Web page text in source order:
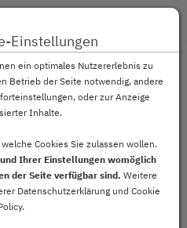
+ 1] an Browserrand)
[AK + 3]
springen [AK + 4]
Cookies zu, damit Sie
nutzen können.
zustimmen
Einstellungen
ein optimales Nutzererlebnis zu
Betrieb der Seite notwendig, andere
oder zur Anzeige
Inhalte.
Cookies Sie zulassen wollen.
Ihrer Einstellungen womöglich
der Seite verfügbar sind. Weitere
Datenschutzerklärung und Cookie